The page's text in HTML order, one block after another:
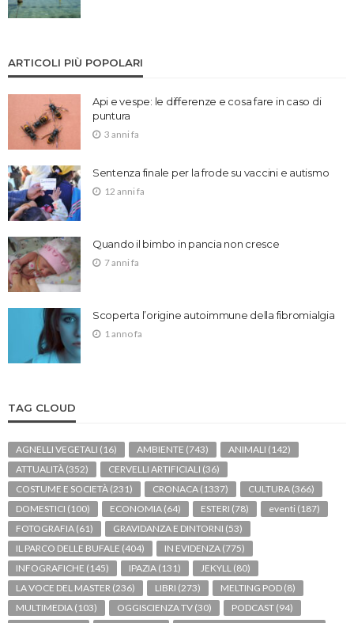
ARTICOLI PIÙ POPOLARI
Api e vespe: le differenze e cosa fare in caso di
puntura
3 anni fa
Sentenza finale per la frode su vaccini e autismo
12 anni fa
Quando il bimbo in pancia non cresce
7 anni fa
Scoperta l’origine autoimmune della fibromialgia
1 anno fa
TAG CLOUD
AGNELLI VEGETALI (16) AMBIENTE (743) ANIMALI (142)
ATTUALITÀ (352) CERVELLI ARTIFICIALI (36)
COSTUME E SOCIETÀ (231) CRONACA (1337) CULTURA (366)
DOMESTICI (100) ECONOMIA (64) ESTERI (78) eventi (187)
FOTOGRAFIA (61) GRAVIDANZA E DINTORNI (53)
IL PARCO DELLE BUFALE (404) IN EVIDENZA (775)
INFOGRAFICHE (145) IPAZIA (131) JEKYLL (80)
LA VOCE DEL MASTER (236) LIBRI (273) MELTING POD (8)
MULTIMEDIA (103) OGGISCIENZA TV (30) PODCAST (94)